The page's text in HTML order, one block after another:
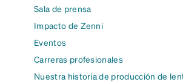
Sala de prensa
Impacto de Zenni
Eventos
Carreras profesionales
Nuestra historia de producción de